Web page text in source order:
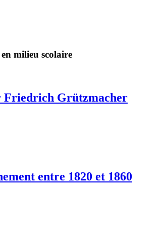
milieu scolaire
Friedrich Grützmacher
entre 1820 et 1860